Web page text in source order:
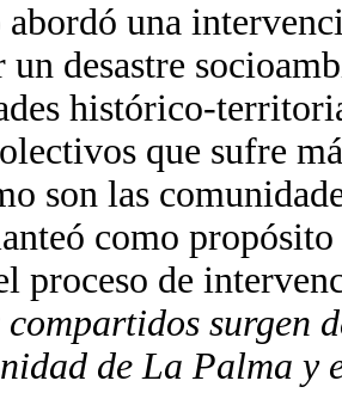
abordó una
un desastre
histórico-
que sufre
son las
como
proceso de
surgen
de La Palma y